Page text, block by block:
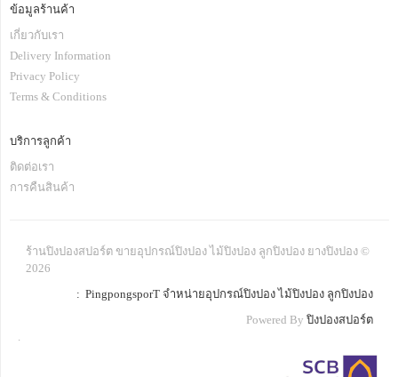
ข้อมูลร้านค้า
เกี่ยวกับเรา
Delivery Information
Privacy Policy
Terms & Conditions
บริการลูกค้า
ติดต่อเรา
การคืนสินค้า
ร้านปิงปองสปอร์ต ขายอุปกรณ์ปิงปอง ไม้ปิงปอง ลูกปิงปอง ยางปิงปอง ©
2026
: PingpongsporT จำหน่ายอุปกรณ์ปิงปอง ไม้ปิงปอง ลูกปิงปอง
Powered By ปิงปองสปอร์ต